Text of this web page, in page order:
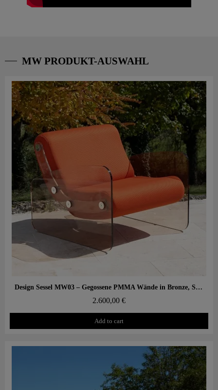
MW PRODUKT-AUSWAHL
Aperçu rapide Design Sessel MW03 – Gegossene PMMA Wände in Bronze, Schaumstoffsitz mit Wabenstruktur
2.600,00 €
Add to cart